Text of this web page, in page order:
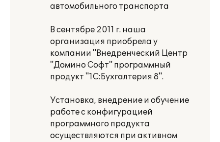
автомобильного транспорта
В сентябре 2011 г. наша
организация приобрела у
компании "Внедренческий Центр
"Домино Софт" программный
продукт "1C:Бухгалтерия 8".
Установка, внедрение и обучение
работе с конфигурацией
программного продукта
осуществляются при активном